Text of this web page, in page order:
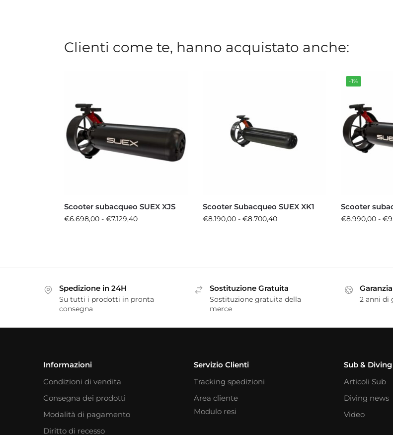
Clienti come te, hanno acquistato anche:
Scooter subacqueo SUEX XJS
€6.698,00 - €7.129,40
Scooter Subacqueo SUEX XK1
€8.190,00 - €8.700,40
-1%
Scooter
€8.990,00 - €
Spedizione in 24H
Su tutti i prodotti in pronta
consegna
Sostituzione Gratuita
Sostituzione gratuita della
merce
2 anni di
Informazioni
Condizioni di vendita
Consegna dei prodotti
Modalità di pagamento
Diritto di recesso
Servizio Clienti
Tracking spedizioni
Area cliente
Modulo resi
Sub & Diving
Articoli Sub
Diving news
Video